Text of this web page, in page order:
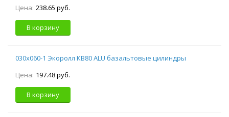
Цена: 238.65 руб.
В корзину
030х060-1 Экоролл КВ80 ALU базальтовые цилиндры
Цена: 197.48 руб.
В корзину